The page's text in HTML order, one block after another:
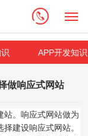
APP开发知识
做响应式网站
站。响应式网站做为
建设响应式网站。